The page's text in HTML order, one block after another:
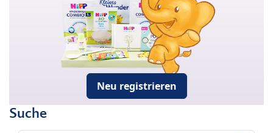
Neu registrieren
Suche